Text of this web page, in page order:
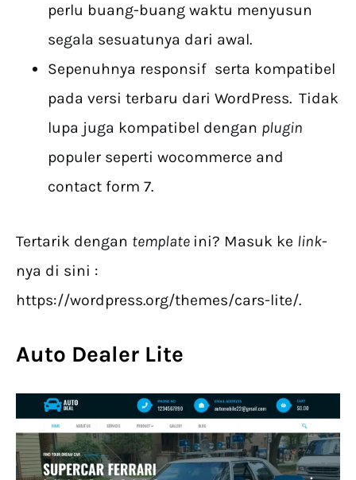
perlu buang-buang waktu menyusun
segala sesuatunya dari awal.
Sepenuhnya responsif serta kompatibel
pada versi terbaru dari WordPress. Tidak
lupa juga kompatibel dengan plugin
populer seperti wocommerce and
contact form 7.
Tertarik dengan template ini? Masuk ke link-
nya di sini :
https://wordpress.org/themes/cars-lite/.
Auto Dealer Lite